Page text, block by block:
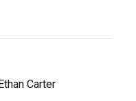
Carter